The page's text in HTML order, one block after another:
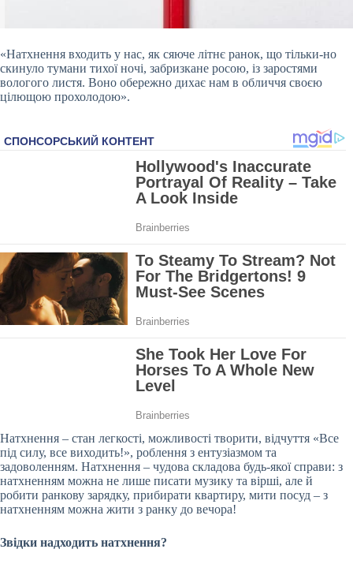
«Натхнення входить у нас, як сяюче літнє ранок, що тільки-но
скинуло тумани тихої ночі, забризкане росою, із заростями
вологого листя. Воно обережно дихає нам в обличчя своєю
цілющою прохолодою».
Натхнення – стан легкості, можливості творити, відчуття «Все
під силу, все виходить!», роблення з ентузіазмом та
задоволенням. Натхнення – чудова складова будь-якої справи: з
натхненням можна не лише писати музику та вірші, але й
робити ранкову зарядку, прибирати квартиру, мити посуд – з
натхненням можна жити з ранку до вечора!
Звідки надходить натхнення?